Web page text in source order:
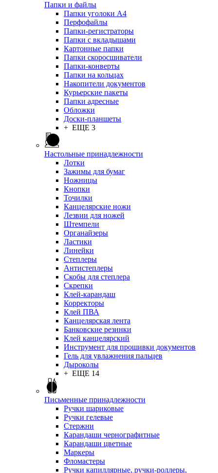
Папки и файлы
Папки уголоки А4
Перфофайлы
Папки-регистраторы
Папки с вкладышами
Картонные папки
Папки скоросшиватели
Папки-конверты
Папки на кольцах
Накопители документов
Курьерские пакеты
Папки адресные
Обложки
Доски-планшеты
+ ЕЩЕ 3
Настольные принадлежности
Лотки
Зажимы для бумаг
Ножницы
Кнопки
Точилки
Канцелярские ножи
Лезвии для ножей
Штемпели
Органайзеры
Ластики
Линейки
Степлеры
Антистеплеры
Скобы для степлера
Скрепки
Клей-карандаш
Корректоры
Клей ПВА
Канцелярская лента
Банковские резинки
Клей канцелярский
Инструмент для прошивки документов
Гель для увлажнения пальцев
Дыроколы
+ ЕЩЕ 14
Письменные принадлежности
Ручки шариковые
Ручки гелевые
Стержни
Карандаши чернографитные
Карандаши цветные
Маркеры
Фломастеры
Ручки капиллярные, ручки-роллеры,